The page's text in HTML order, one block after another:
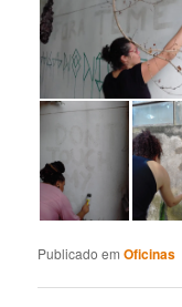
Publicado em Oficinas